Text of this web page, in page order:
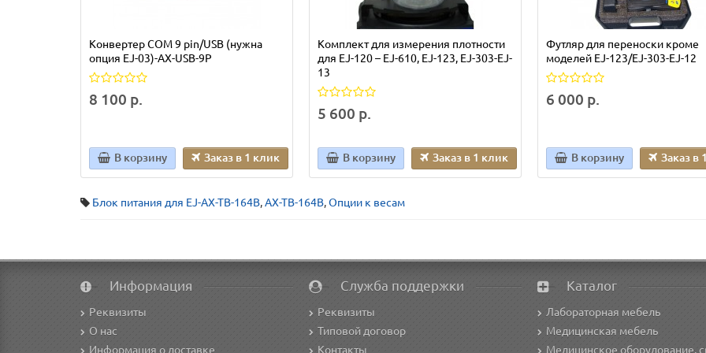
Конвертер COM 9 pin/USB (нужна
опция EJ-03)-AX-USB-9P
8 100 р.
В корзину Заказ в 1 клик
Комплект для измерения плотности
для EJ-120 – EJ-610, EJ-123, EJ-303-EJ-
13
5 600 р.
В корзину Заказ в 1 клик
Футляр для переноски кроме
моделей EJ-123/EJ-303-EJ-12
6 000 р.
В корзину Заказ в
Блок питания для EJ-AX-TB-164B,AX-TB-164B,Опции к весам
Информация
Реквизиты
О нас
Информация о доставке
Служба поддержки
Реквизиты
Типовой договор
Контакты
Каталог
Лабораторная мебель
Медицинская мебель
Медицинское оборудование,